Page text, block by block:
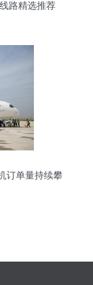
路精选推荐
订单量持续攀